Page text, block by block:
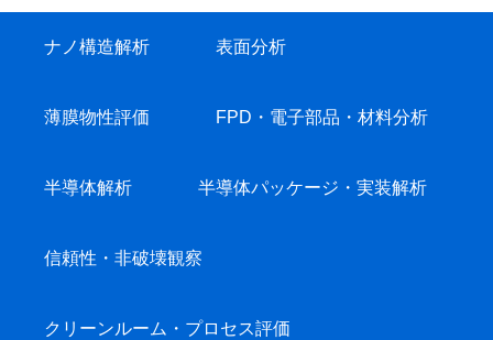
ナノ構造解析 表面分析
薄膜物性評価 FPD・電子部品・材料分析
半導体解析 半導体パッケージ・実装解析
信頼性・非破壊観察
クリーンルーム・プロセス評価